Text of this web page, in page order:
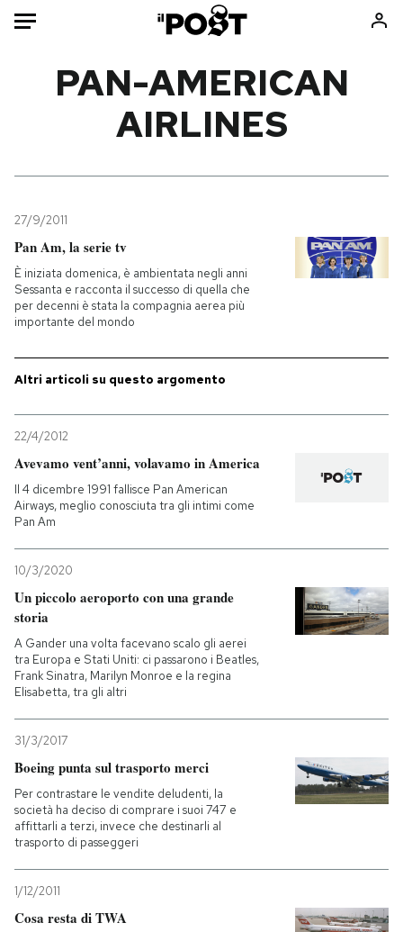
Mondo
Tecnologia
Internet
Scienza
Cultura
Sport
Libri
Media
Europa
Mondiali calcio 2026
PODCAST
NEWSLETTER
SHOP
CALENDARIO
AREA PERSONALE
Entra
PAN-AMERICAN
AIRLINES
27/9/2011
Pan Am, la serie tv
È iniziata domenica, è ambientata negli anni
Sessanta e racconta il successo di quella che
per decenni è stata la compagnia aerea più
importante del mondo
Altri articoli su questo argomento
22/4/2012
Avevamo vent’anni, volavamo in America
Il 4 dicembre 1991 fallisce Pan American
Airways, meglio conosciuta tra gli intimi come
Pan Am
10/3/2020
Un piccolo aeroporto con una grande
storia
A Gander una volta facevano scalo gli aerei
tra Europa e Stati Uniti: ci passarono i Beatles,
Frank Sinatra, Marilyn Monroe e la regina
Elisabetta, tra gli altri
31/3/2017
Boeing punta sul trasporto merci
Per contrastare le vendite deludenti, la
società ha deciso di comprare i suoi 747 e
affittarli a terzi, invece che destinarli al
trasporto di passeggeri
1/12/2011
Cosa resta di TWA